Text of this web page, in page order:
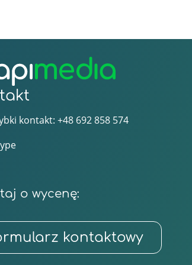
kontakt: +48 692 858 574
o wycenę:
kontaktowy